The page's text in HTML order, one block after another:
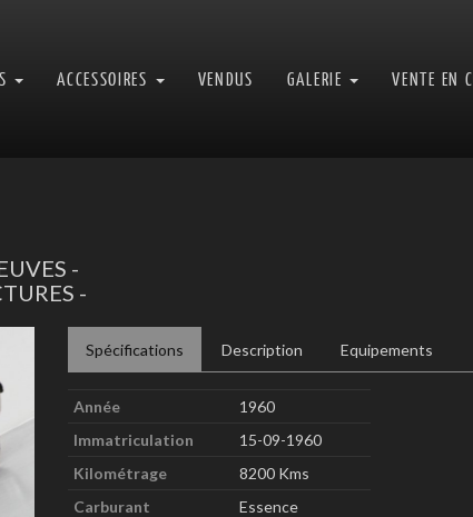
ACCESSOIRES VENDUS GALERIE VENTE EN
-
-
Spécifications Description Equipements
Année
1960
Immatriculation
15-09-1960
Kilométrage
8200 Kms
Carburant
Essence